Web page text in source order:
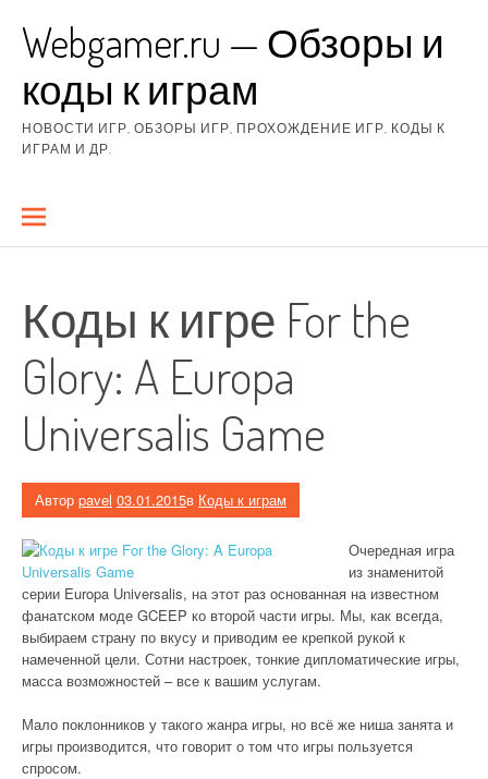
содержимому
Webgamer.ru — Обзоры и
коды к играм
НОВОСТИ ИГР, ОБЗОРЫ ИГР, ПРОХОЖДЕНИЕ ИГР, КОДЫ К
ИГРАМ И ДР.
Коды к игре For the
Glory: A Europa
Universalis Game
Автор pavel 03.01.2015в Коды к играм
Очередная игра
из знаменитой
серии Europa Universalis, на этот раз основанная на известном
фанатском моде GCEEP ко второй части игры. Мы, как всегда,
выбираем страну по вкусу и приводим ее крепкой рукой к
намеченной цели. Сотни настроек, тонкие дипломатические игры,
масса возможностей – все к вашим услугам.
Мало поклонников у такого жанра игры, но всё же ниша занята и
игры производится, что говорит о том что игры пользуется
спросом.